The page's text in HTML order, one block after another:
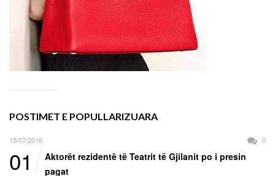
POSTIMET E POPULLARIZUARA
15/07/2016 0
01
Aktorët rezidentë të Teatrit të Gjilanit po i presin
pagat